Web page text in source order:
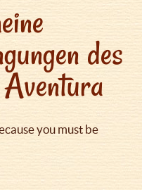
des
you must be